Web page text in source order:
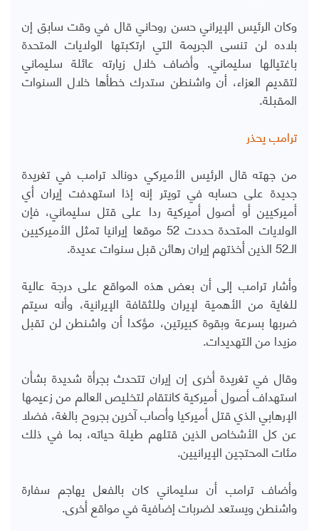
وكان الرئيس الإيراني حسن روحاني قال في وقت سابق إن
بلاده لن تنسى الجريمة التي ارتكبتها الولايات المتحدة
باغتيالها سليماني. وأضاف خلال زيارته عائلة سليماني
لتقديم العزاء، أن واشنطن ستدرك خطأها خلال السنوات
المقبلة.
ترامب يحذر
من جهته قال الرئيس الأميركي دونالد ترامب في تغريدة
جديدة على حسابه في تويتر إنه إذا استهدفت إيران أي
أميركيين أو أصول أميركية ردا على قتل سليماني، فإن
الولايات المتحدة حددت 52 موقعا إيرانيا تمثل الأميركيين
الـ52 الذين أخذتهم إيران رهائن قبل سنوات عديدة.
وأشار ترامب إلى أن بعض هذه المواقع على درجة عالية
للغاية من الأهمية لإيران وللثقافة الإيرانية، وأنه سيتم
ضربها بسرعة وبقوة كبيرتين، مؤكدا أن واشنطن لن تقبل
مزيدا من التهديدات.
وقال في تغريدة أخرى إن إيران تتحدث بجرأة شديدة بشأن
استهداف أصول أميركية كانتقام لتخليص العالم من زعيمها
الإرهابي الذي قتل أميركيا وأصاب آخرين بجروح بالغة، فضلا
عن كل الأشخاص الذين قتلهم طيلة حياته، بما في ذلك
مئات المحتجين الإيرانيين.
وأضاف ترامب أن سليماني كان بالفعل يهاجم سفارة
واشنطن ويستعد لضربات إضافية في مواقع أخرى.